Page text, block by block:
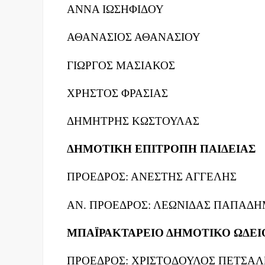
ΑΝΝΑ ΙΩΣΗΦΙΔΟΥ
ΑΘΑΝΑΣΙΟΣ ΑΘΑΝΑΣΙΟΥ
ΓΙΩΡΓΟΣ ΜΑΣΙΑΚΟΣ
ΧΡΗΣΤΟΣ ΦΡΑΣΙΑΣ
ΔΗΜΗΤΡΗΣ ΚΩΣΤΟΥΛΑΣ
ΔΗΜΟΤΙΚΗ ΕΠΙΤΡΟΠΗ ΠΑΙΔΕΙΑΣ
ΠΡΟΕΔΡΟΣ: ΑΝΕΣΤΗΣ ΑΓΓΕΛΗΣ
ΑΝ. ΠΡΟΕΔΡΟΣ: ΛΕΩΝΙΔΑΣ
ΜΠΑΪΡΑΚΤΑΡΕΙΟ ΔΗΜΟΤΙΚΟ
ΠΡΟΕΔΡΟΣ: ΧΡΙΣΤΟΔΟΥΛΟΣ